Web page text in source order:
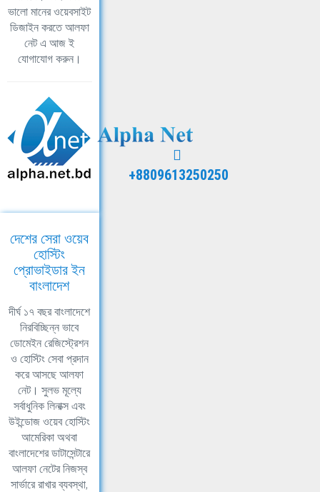
ভালো মানের ওয়েবসাইট
ডিজাইন করতে আলফা
নেট এ আজ ই
যোগাযোগ করুন।
+8809613250250
দেশের সেরা ওয়েব
হোস্টিং
প্রোভাইডার ইন
বাংলাদেশ
দীর্ঘ ১৭ বছর বাংলাদেশে
নিরবিচ্ছিন্ন ভাবে
ডোমেইন রেজিস্ট্রেশন
ও হোস্টিং সেবা প্রদান
করে আসছে আলফা
নেট। সুলভ মূল্যে
সর্বাধুনিক লিনাক্স এবং
উইন্ডোজ ওয়েব হোস্টিং
আমেরিকা অথবা
বাংলাদেশের ডাটাসেন্টারে
আলফা নেটের নিজস্ব
সার্ভারে রাখার ব্যবস্থা,